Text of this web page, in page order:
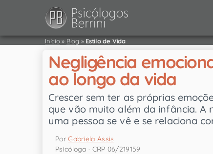
Início» Blog» Estilo de Vida
Negligência
ao longo da vida
Crescer sem ter as próprias
que vão muito além da infância.
uma pessoa se vê e se relaciona
PorGabriela Assis
Psicóloga · CRP 06/219159